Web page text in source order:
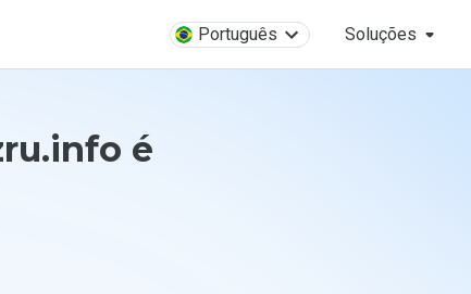
Português Soluções
é